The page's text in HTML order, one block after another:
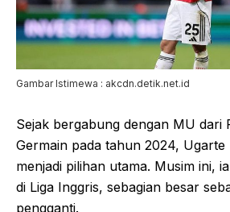
Gambar Istimewa : akcdn.detik.net.id
Sejak bergabung dengan MU dari
Germain pada tahun 2024, Ugarte
menjadi pilihan utama. Musim ini,
di Liga Inggris, sebagian besar
pengganti.